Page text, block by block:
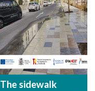
The sidewalk